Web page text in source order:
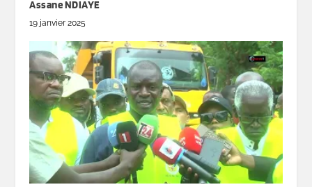
Assane NDIAYE
19 janvier 2025